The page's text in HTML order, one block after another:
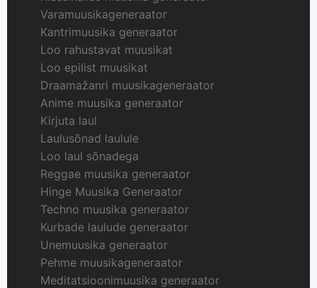
Varamuusikageneraator
Kantrimuusika generaator
Loo rahustavat muusikat
Loo epilist muusikat
Draamažanri muusikageneraator
Anime muusika generaator
Kirjuta laul
Laulusõnad laulule
Loo laul sõnadega
Reggae muusika generaator
Hinge Muusika Generaator
Techno muusika generaator
Kurbade laulude generaator
Unemuusika generaator
Pehme muusikageneraator
Meditatsioonimuusika generaator